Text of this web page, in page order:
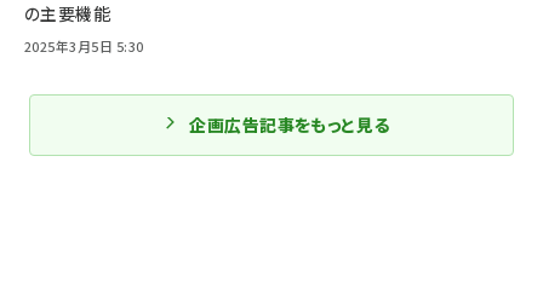
の主要機能
2025年3月5日 5:30
企画広告記事をもっと見る